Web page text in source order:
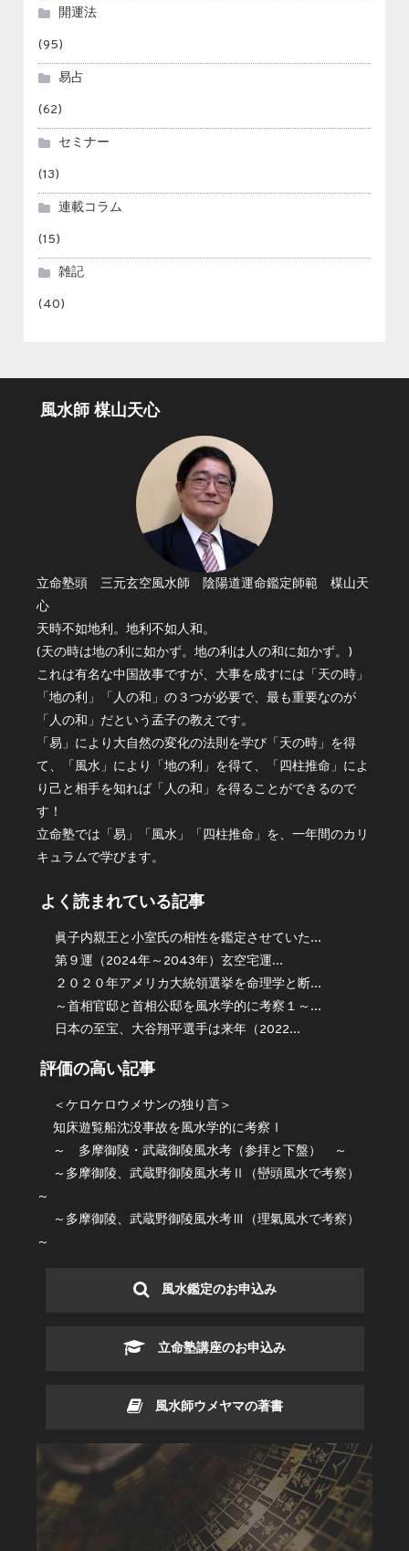
開運法
(95)
易占
(62)
セミナー
(13)
連載コラム
(15)
雑記
(40)
風水師 楳山天心
立命塾頭 三元玄空風水師 陰陽道運命鑑定師範 楳山天
心
天時不如地利。地利不如人和。
(天の時は地の利に如かず。地の利は人の和に如かず。)
これは有名な中国故事ですが、大事を成すには「天の時」
「地の利」「人の和」の３つが必要で、最も重要なのが
「人の和」だという孟子の教えです。
「易」により大自然の変化の法則を学び「天の時」を得
て、「風水」により「地の利」を得て、「四柱推命」によ
り己と相手を知れば「人の和」を得ることができるので
す！
立命塾では「易」「風水」「四柱推命」を、一年間のカリ
キュラムで学びます。
よく読まれている記事
眞子内親王と小室氏の相性を鑑定させていた...
第９運（2024年～2043年）玄空宅運...
２０２０年アメリカ大統領選挙を命理学と断...
～首相官邸と首相公邸を風水学的に考察１～...
日本の至宝、大谷翔平選手は来年（2022...
評価の高い記事
＜ケロケロウメサンの独り言＞
知床遊覧船沈没事故を風水学的に考察Ⅰ
～ 多摩御陵・武蔵御陵風水考（参拝と下盤） ～
～多摩御陵、武蔵野御陵風水考Ⅱ（巒頭風水で考察）
～
～多摩御陵、武蔵野御陵風水考Ⅲ（理氣風水で考察）
～
風水鑑定のお申込み
立命塾講座のお申込み
風水師ウメヤマの著書